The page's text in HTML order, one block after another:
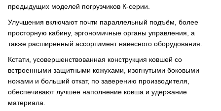
предыдущих моделей погрузчиков К-серии.
Улучшения включают почти параллельный подъём, более
просторную кабину, эргономичные органы управления, а
также расширенный ассортимент навесного оборудования.
Кстати, усовершенствованная конструкция ковшей со
встроенными защитными кожухами, изогнутыми боковыми
ножами и больший откат, по заверению производителя,
обеспечивают лучшее наполнение ковша и удержание
материала.